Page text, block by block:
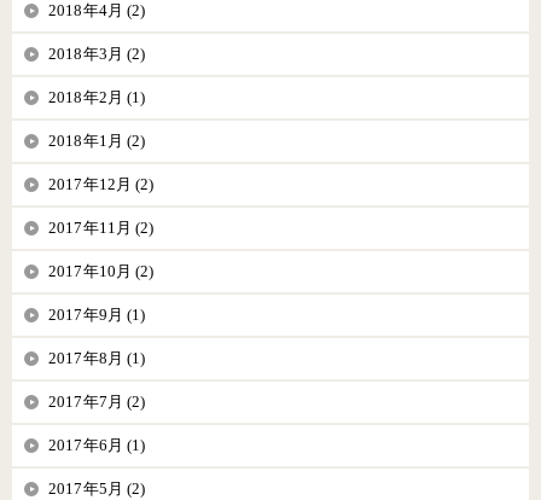
2018年4月 (2)
2018年3月 (2)
2018年2月 (1)
2018年1月 (2)
2017年12月 (2)
2017年11月 (2)
2017年10月 (2)
2017年9月 (1)
2017年8月 (1)
2017年7月 (2)
2017年6月 (1)
2017年5月 (2)